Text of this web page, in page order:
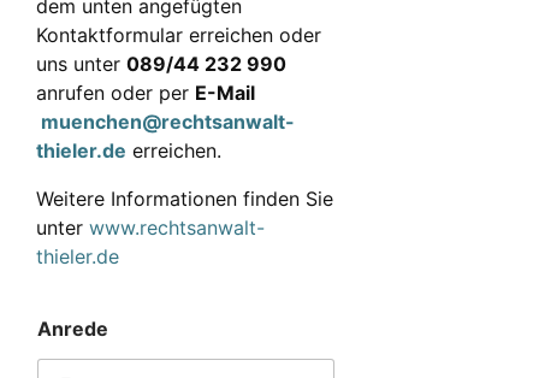
dem unten angefügten
Kontaktformular erreichen oder
uns unter 089/44 232 990
anrufen oder per E-Mail
muenchen@rechtsanwalt-
thieler.de erreichen.
Weitere Informationen finden Sie
unter www.rechtsanwalt-
thieler.de
Anrede